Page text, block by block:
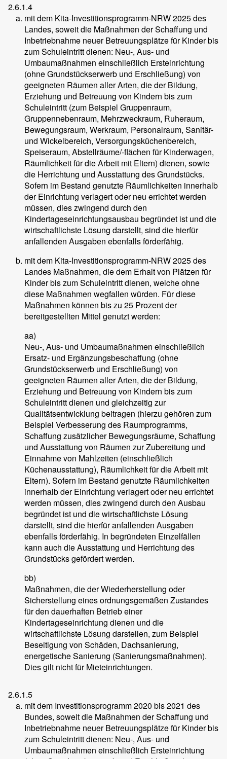
2.6.1.4
mit dem Kita-Investitionsprogramm-NRW 2025 des
Landes, soweit die Maßnahmen der Schaffung und
Inbetriebnahme neuer Betreuungsplätze für Kinder bis
zum Schuleintritt dienen: Neu-, Aus- und
Umbaumaßnahmen einschließlich Ersteinrichtung
(ohne Grundstückserwerb und Erschließung) von
geeigneten Räumen aller Arten, die der Bildung,
Erziehung und Betreuung von Kindern bis zum
Schuleintritt (zum Beispiel Gruppenraum,
Gruppennebenraum, Mehrzweckraum, Ruheraum,
Bewegungsraum, Werkraum, Personalraum, Sanitär-
und Wickelbereich, Versorgungsküchenbereich,
Speiseraum, Abstellräume/-flächen für Kinderwagen,
Räumlichkeit für die Arbeit mit Eltern) dienen, sowie
die Herrichtung und Ausstattung des Grundstücks.
Sofern im Bestand genutzte Räumlichkeiten innerhalb
der Einrichtung verlagert oder neu errichtet werden
müssen, dies zwingend durch den
Kindertageseinrichtungsausbau begründet ist und die
wirtschaftlichste Lösung darstellt, sind die hierfür
anfallenden Ausgaben ebenfalls förderfähig.
mit dem Kita-Investitionsprogramm-NRW 2025 des
Landes Maßnahmen, die dem Erhalt von Plätzen für
Kinder bis zum Schuleintritt dienen, welche ohne
diese Maßnahmen wegfallen würden. Für diese
Maßnahmen können bis zu 25 Prozent der
bereitgestellten Mittel genutzt werden:
aa)
Neu-, Aus- und Umbaumaßnahmen einschließlich
Ersatz- und Ergänzungsbeschaffung (ohne
Grundstückserwerb und Erschließung) von
geeigneten Räumen aller Arten, die der Bildung,
Erziehung und Betreuung von Kindern bis zum
Schuleintritt dienen und gleichzeitig zur
Qualitätsentwicklung beitragen (hierzu gehören zum
Beispiel Verbesserung des Raumprogramms,
Schaffung zusätzlicher Bewegungsräume, Schaffung
und Ausstattung von Räumen zur Zubereitung und
Einnahme von Mahlzeiten (einschließlich
Küchenausstattung), Räumlichkeit für die Arbeit mit
Eltern). Sofern im Bestand genutzte Räumlichkeiten
innerhalb der Einrichtung verlagert oder neu errichtet
werden müssen, dies zwingend durch den Ausbau
begründet ist und die wirtschaftlichste Lösung
darstellt, sind die hierfür anfallenden Ausgaben
ebenfalls förderfähig. In begründeten Einzelfällen
kann auch die Ausstattung und Herrichtung des
Grundstücks gefördert werden.
bb)
Maßnahmen, die der Wiederherstellung oder
Sicherstellung eines ordnungsgemäßen Zustandes
für den dauerhaften Betrieb einer
Kindertageseinrichtung dienen und die
wirtschaftlichste Lösung darstellen, zum Beispiel
Beseitigung von Schäden, Dachsanierung,
energetische Sanierung (Sanierungsmaßnahmen).
Dies gilt nicht für Mieteinrichtungen.
2.6.1.5
mit dem Investitionsprogramm 2020 bis 2021 des
Bundes, soweit die Maßnahmen der Schaffung und
Inbetriebnahme neuer Betreuungsplätze für Kinder bis
zum Schuleintritt dienen: Neu-, Aus- und
Umbaumaßnahmen einschließlich Ersteinrichtung